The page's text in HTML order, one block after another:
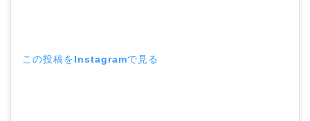
この投稿をInstagramで見る